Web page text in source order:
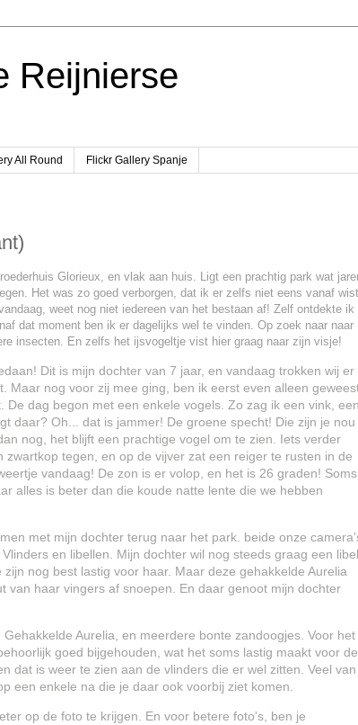
Reijnierse
All Round Flickr Gallery Spanje
Glorieux, en vlak aan huis. Ligt een prachtig park wat
Het was zo goed verborgen, dat ik er zelfs niet eens vanaf
weet nog niet iedereen van het bestaan af! Zelf ontdekte ik
dat moment ben ik er dagelijks wel te vinden. Op zoek naar naar
insecten. En zelfs het ijsvogeltje vist hier graag naar zijn visje!
Dit is mijn dochter van 7 jaar, en vandaag trokken wij er
Maar nog voor zij mee ging, ben ik eerst even alleen
De dag begon met een enkele vogels. Zo zag ik een vink,
daar? Oh... dat is jammer! De groene specht! Die zijn je nou
nog, het blijft een prachtige vogel om te zien. Iets verder
zwartkop tegen, en op de vijver zat een reiger te rusten in de
vandaag! De zon is er volop, en het is 26 graden! Soms
alles is beter dan die koude natte lente die we hebben
met mijn dochter terug naar het park. beide onze
en libellen. Mijn dochter wil nog steeds graag een libel
nog best lastig voor haar. Maar deze gehakkelde Aurelia
van haar vingers af snoepen. En daar genoot mijn dochter
Aurelia, en meerdere bonte zandoogjes. Voor het
goed bijgehouden, wat het soms lastig maakt voor de
dat is weer te zien aan de vlinders die er wel zitten. Veel van
een enkele na die je daar ook voorbij ziet komen.
op de foto te krijgen. En voor betere foto's, ben je